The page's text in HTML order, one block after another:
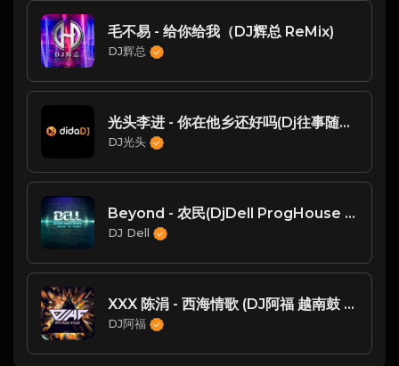
毛不易 - 给你给我（DJ辉总 ReMix)
DJ辉总
光头李进 - 你在他乡还好吗(Dj往事随风 ProgHouse Rmx 2024)
DJ光头
Beyond - 农民(DjDell ProgHouse Rmx 2024 粤语)
DJ Dell
XXX 陈涓 - 西海情歌 (DJ阿福 越南鼓 Remix)
DJ阿福